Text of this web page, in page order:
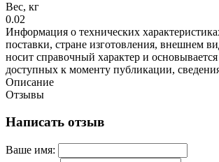
Вес, кг
0.02
Информация о технических
поставки, стране изготовления, внешнем
носит справочный характер и
доступных к моменту публикации,
Описание
Отзывы
Написать отзыв
Ваше имя: